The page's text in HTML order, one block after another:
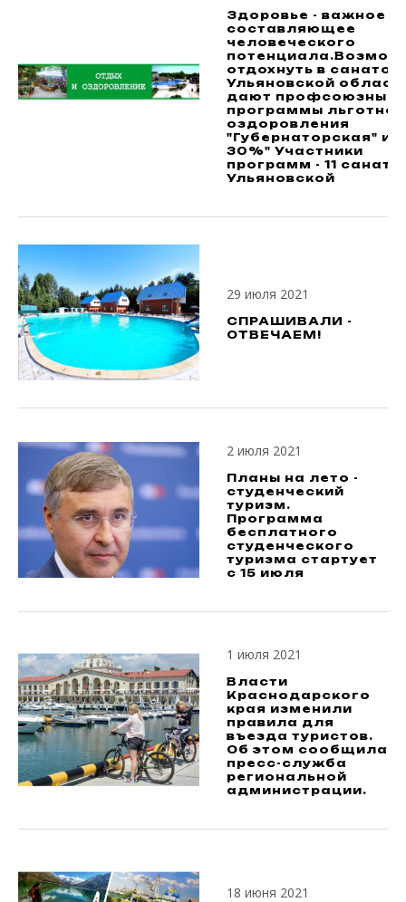
Здоровье - важное
составляющее
человеческого
отдохнуть в
Ульяновской
дают профсоюзные
программы
оздоровления
"Губернаторская" и "-
30%" Участники
программ - 11
Ульяновской
29 июля 2021
СПРАШИВАЛИ -
ОТВЕЧАЕМ!
2 июля 2021
Планы на лето -
студенческий
туризм.
Программа
бесплатного
студенческого
туризма стартует
с 15 июля
1 июля 2021
Власти
Краснодарского
края изменили
правила для
въезда туристов.
Об этом сообщила
пресс-служба
региональной
администрации.
18 июня 2021